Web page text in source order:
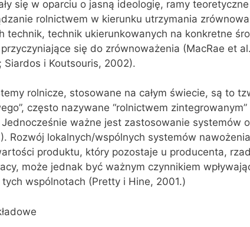
się w oparciu o jasną ideologię, ramy
rolnictwem w kierunku utrzymania
technik, technik ukierunkowanych na konkretne
się do zrównoważenia (MacRae et
i Koutsouris, 2002).
rolnicze, stosowane na całym świecie, są to
często nazywane “rolnictwem zintegrowanym”
ważne jest zastosowanie systemów
Rozwój lokalnych/wspólnych systemów
produktu, który pozostaje u producenta,
może jednak być ważnym czynnikiem
wspólnotach (Pretty i Hine, 2001.)